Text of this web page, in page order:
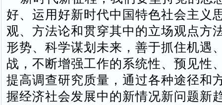
好、运用好新时代中国特色社会主义
观、方法论和贯穿其中的立场观点方
形势、科学谋划未来，善于抓住机遇
战，不断增强工作的系统性、预见性
提高调查研究质量，通过各种途径和
握经济社会发展中的新情况新问题新